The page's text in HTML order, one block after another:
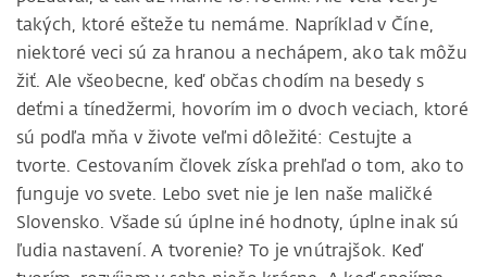
takých, ktoré ešteže tu nemáme. Napríklad v Číne,
niektoré veci sú za hranou a nechápem, ako tak môžu
žiť. Ale všeobecne, keď občas chodím na besedy s
deťmi a tínedžermi, hovorím im o dvoch veciach, ktoré
sú podľa mňa v živote veľmi dôležité: Cestujte a
tvorte. Cestovaním človek získa prehľad o tom, ako to
funguje vo svete. Lebo svet nie je len naše maličké
Slovensko. Všade sú úplne iné hodnoty, úplne inak sú
ľudia nastavení. A tvorenie? To je vnútrajšok. Keď